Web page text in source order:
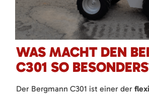
WAS MACHT DEN
C301 SO
Der Bergmann C301 ist einer der